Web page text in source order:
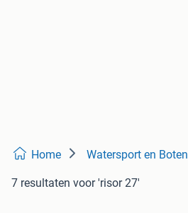
Home Watersport en Boten
7 resultaten voor 'risor 27'